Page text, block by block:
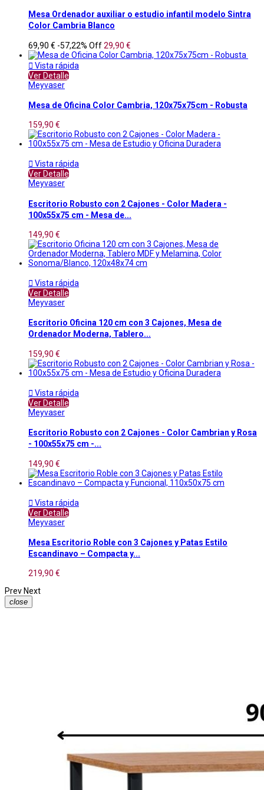
Mesa Ordenador auxiliar o estudio infantil modelo Sintra
Color Cambria Blanco
69,90 € -57,22% Off29,90 €
 Vista rápida
Ver Detalle
Meyvaser
Mesa de Oficina Color Cambria, 120x75x75cm - Robusta
159,90 €
 Vista rápida
Ver Detalle
Meyvaser
Escritorio Robusto con 2 Cajones - Color Madera -
100x55x75 cm - Mesa de...
149,90 €
 Vista rápida
Ver Detalle
Meyvaser
Escritorio Oficina 120 cm con 3 Cajones, Mesa de
Ordenador Moderna, Tablero...
159,90 €
 Vista rápida
Ver Detalle
Meyvaser
Escritorio Robusto con 2 Cajones - Color Cambrian y Rosa
- 100x55x75 cm -...
149,90 €
 Vista rápida
Ver Detalle
Meyvaser
Mesa Escritorio Roble con 3 Cajones y Patas Estilo
Escandinavo – Compacta y...
219,90 €
Prev Next
close